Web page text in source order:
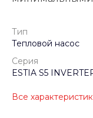
Тип
Тепловой насос
Серия
ESTIA S5
Все